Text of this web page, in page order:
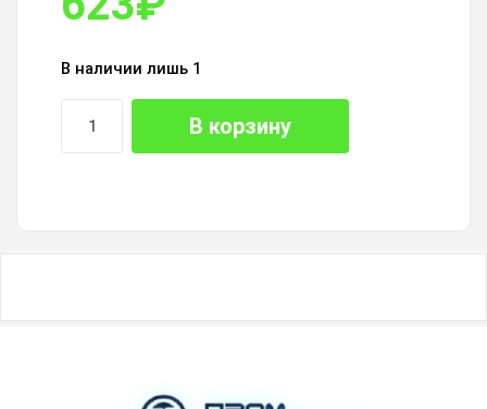
В наличии лишь 1
В корзину